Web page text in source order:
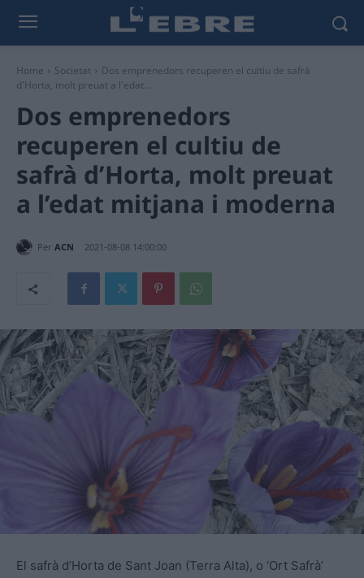
Home Societat
Dos emprenedors recuperen el cultiu de safrà
d'Horta, molt preuat a l'edat...
Dos emprenedors
recuperen el cultiu de
safrà d’Horta, molt preuat
a l’edat mitjana i moderna
Per ACN 2021-08-08 14:00:00
El safrà d’Horta de Sant Joan (Terra Alta), o ‘Ort Safrà’